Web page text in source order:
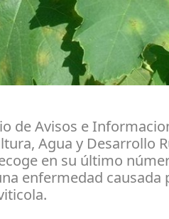
de Avisos e
Agua y Desarrollo
en su último
enfermedad causada